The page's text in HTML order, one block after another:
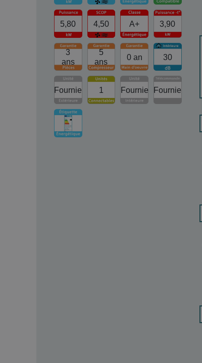
3
ans
5
ans
0 an
5,80 3,90
Fournie Fournie Fournie
4,50 A+
30
1